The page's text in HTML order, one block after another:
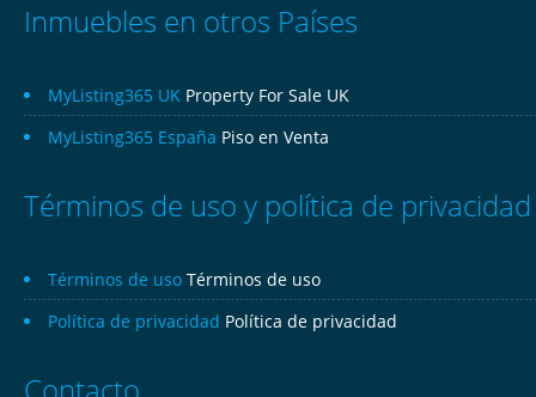
Inmuebles en otros Países
MyListing365 UK Property For Sale UK
MyListing365 España Piso en Venta
Términos de uso y política de privacidad
Términos de uso Términos de uso
Política de privacidad Política de privacidad